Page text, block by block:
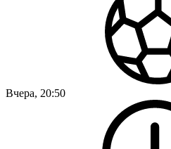
Вчера, 20:50